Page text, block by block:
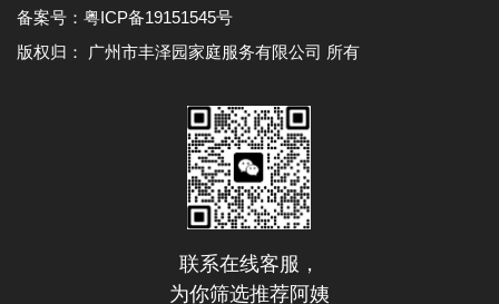
备案号： 粤ICP备19151545号
版权归： 广州市丰泽园家庭服务有限公司 所有
联系在线客服，
为你筛选推荐阿姨